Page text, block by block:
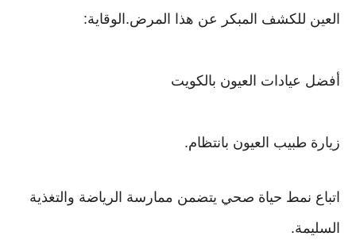
العين للكشف المبكر عن هذا المرض.الوقاية:
أفضل عيادات العيون بالكويت
زيارة طبيب العيون بانتظام.
اتباع نمط حياة صحي يتضمن ممارسة الرياضة والتغذية
السليمة.